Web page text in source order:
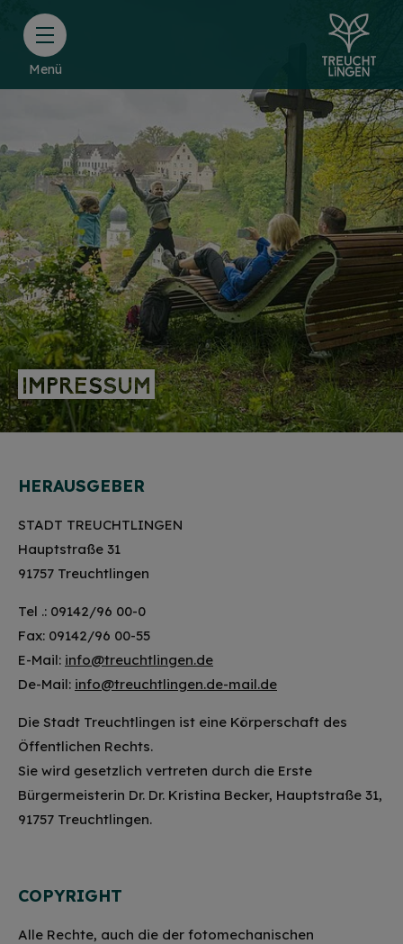
Menü
IMPRESSUM
IMPRESSUM
HERAUSGEBER
STADT TREUCHTLINGEN
Hauptstraße 31
91757 Treuchtlingen
Tel .: 09142/96 00-0
Fax: 09142/96 00-55
E-Mail: info@treuchtlingen.de
De-Mail: info@treuchtlingen.de-mail.de
Die Stadt Treuchtlingen ist eine Körperschaft des
Öffentlichen Rechts.
Sie wird gesetzlich vertreten durch die Erste
Bürgermeisterin Dr. Dr. Kristina Becker, Hauptstraße 31,
91757 Treuchtlingen.
COPYRIGHT
Alle Rechte, auch die der fotomechanischen